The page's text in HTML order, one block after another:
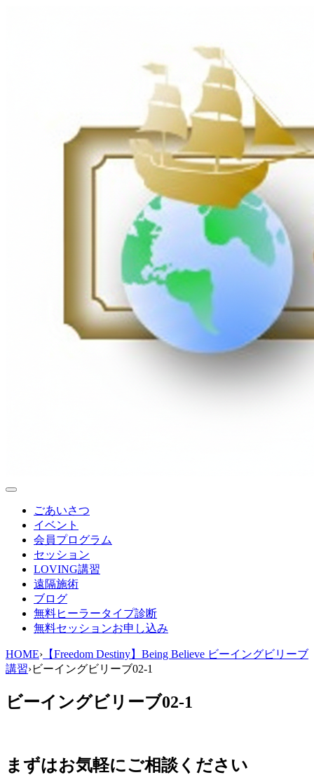
ごあいさつ
イベント
会員プログラム
セッション
LOVING講習
遠隔施術
ブログ
無料ヒーラータイプ診断
無料セッションお申し込み
HOME› 【Freedom Destiny】Being Believe ビーイングビリーブ
講習›ビーイングビリーブ02-1
ビーイングビリーブ02-1
まずはお気軽にご相談ください